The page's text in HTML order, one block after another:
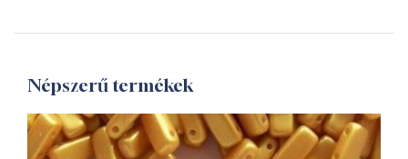
Népszerű termékek